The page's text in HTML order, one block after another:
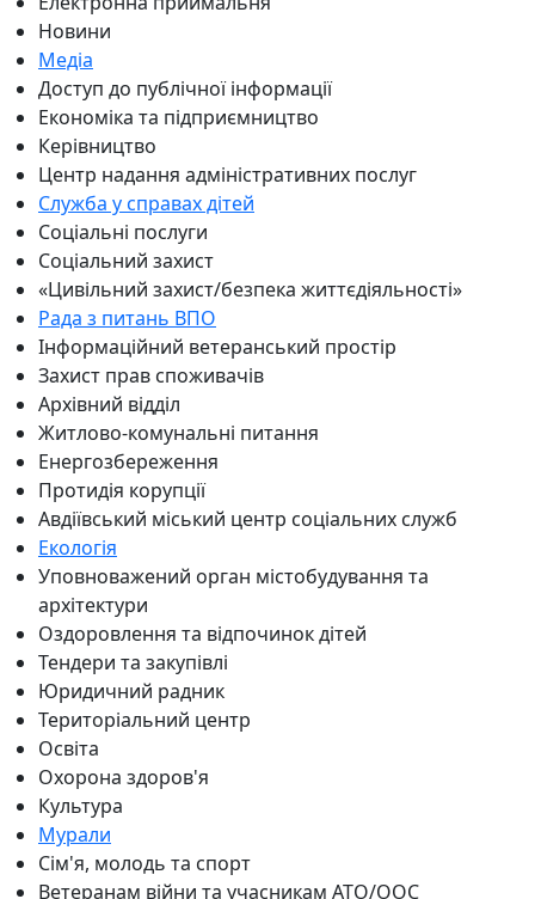
Новини
Медіа
Доступ до публічної інформації
Економіка та підприємництво
Керівництво
Центр надання адміністративних послуг
Служба у справах дітей
Соціальні послуги
Соціальний захист
«Цивільний захист/безпека життєдіяльності»
Рада з питань ВПО
Інформаційний ветеранський простір
Захист прав споживачів
Архівний відділ
Житлово-комунальні питання
Енергозбереження
Протидія корупції
Авдіївський міський центр соціальних служб
Екологія
Уповноважений орган містобудування та
архітектури
Оздоровлення та відпочинок дітей
Тендери та закупівлі
Юридичний радник
Територіальний центр
Освіта
Охорона здоров'я
Культура
Мурали
Сім'я, молодь та спорт
Ветеранам війни та учасникам АТО/ООС